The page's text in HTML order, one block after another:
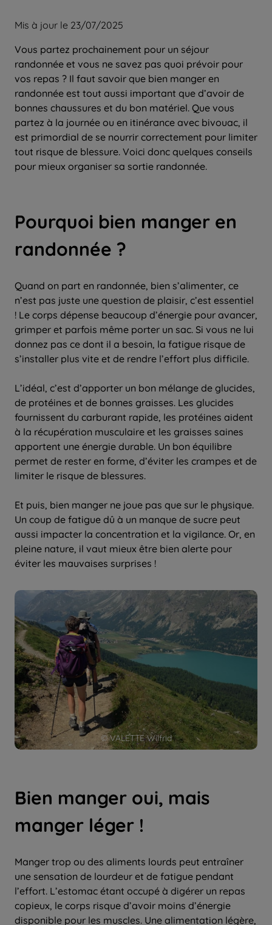
Mis à jour le 23/07/2025
Vous partez prochainement pour un séjour
randonnée et vous ne savez pas quoi prévoir pour
vos repas ? Il faut savoir que bien manger en
randonnée est tout aussi important que d’avoir de
bonnes chaussures et du bon matériel. Que vous
partez à la journée ou en itinérance avec bivouac, il
est primordial de se nourrir correctement pour limiter
tout risque de blessure. Voici donc quelques conseils
pour mieux organiser sa sortie randonnée.
© VALETTE Wilfrid
Pourquoi bien manger en
randonnée ?
Quand on part en randonnée, bien s’alimenter, ce
n’est pas juste une question de plaisir, c’est essentiel
! Le corps dépense beaucoup d’énergie pour avancer,
grimper et parfois même porter un sac. Si vous ne lui
donnez pas ce dont il a besoin, la fatigue risque de
s’installer plus vite et de rendre l’effort plus difficile.
L’idéal, c’est d’apporter un bon mélange de glucides,
de protéines et de bonnes graisses. Les glucides
fournissent du carburant rapide, les protéines aident
à la récupération musculaire et les graisses saines
apportent une énergie durable. Un bon équilibre
permet de rester en forme, d’éviter les crampes et de
limiter le risque de blessures.
Et puis, bien manger ne joue pas que sur le physique.
Un coup de fatigue dû à un manque de sucre peut
aussi impacter la concentration et la vigilance. Or, en
pleine nature, il vaut mieux être bien alerte pour
éviter les mauvaises surprises !
Bien manger oui, mais
manger léger !
Manger trop ou des aliments lourds peut entraîner
une sensation de lourdeur et de fatigue pendant
l’effort. L’estomac étant occupé à digérer un repas
copieux, le corps risque d’avoir moins d’énergie
disponible pour les muscles. Une alimentation légère,